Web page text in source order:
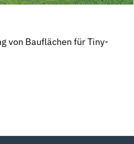
von Bauflächen für Tiny-